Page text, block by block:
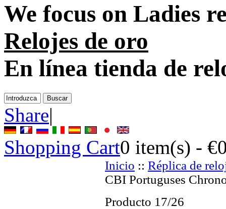
We focus on Ladies
Relojes de oro
En línea tienda de
Share|
Shopping Cart0 item(s) -
Inicio :: Réplica de
CBI Portuguses
Producto 17/26